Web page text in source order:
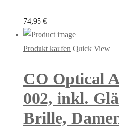
74,95 €
Produkt kaufen Quick View
CO Optical
002, inkl.
Brille,